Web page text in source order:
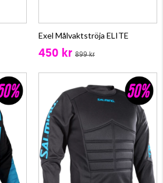
Exel Målvaktströja ELITE
450 kr 899 kr